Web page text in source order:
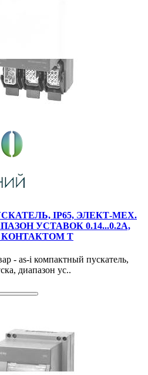
IP65, ЭЛЕКТ-МЕХ.
УСТАВОК 0.14...0.2A,
С КОНТАКТОМ Т
- as-i компактный пускатель,
диапазон ус..